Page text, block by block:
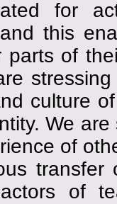
for
this
parts of
culture
We are
of
of